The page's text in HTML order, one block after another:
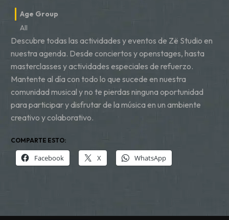
Age Group
All
Descubre todas las actividades y eventos de Zë Studio en
nuestra agenda. Desde conciertos y openstages, hasta
masterclasses y actividades especiales de refuerzo.
Mantente al día con todo lo que sucede en nuestra
comunidad musical y no te pierdas ninguna oportunidad
para participar y disfrutar de la música en un ambiente
creativo y colaborativo.
COMPARTE ESTO:
Facebook X WhatsApp